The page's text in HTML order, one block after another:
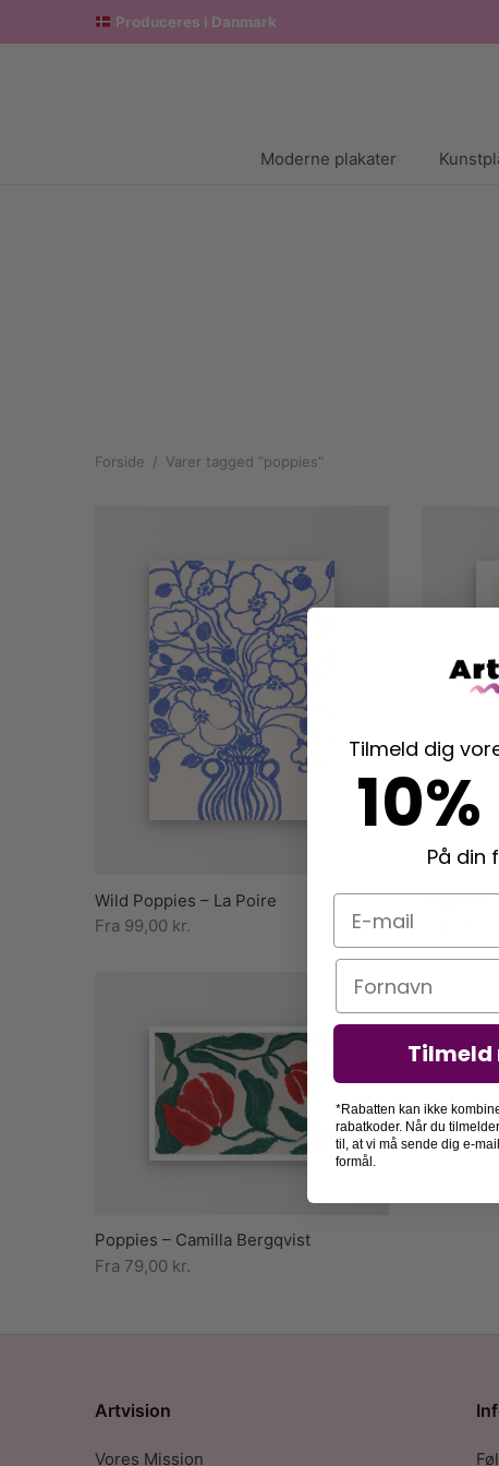
Produceres i Danmark
Moderne plakater
Forside / Varer tagged “poppies”
Wild Poppies – La Poire
Fra 99,00 kr.
Poppies
Poppies – Camilla Bergqvist
Fra 79,00 kr.
Artvision
Vores Mission
Tilmeld dig
På din
E-mail
Navn
Tilmeld
*Rabatten kan ikke
rabatkoder. Når du
til, at vi må sende dig e-
formål.